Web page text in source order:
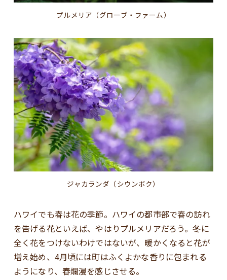
プルメリア（グローブ・ファーム）
ジャカランダ（シウンボク）
ハワイでも春は花の季節。ハワイの都市部で春の訪れ
を告げる花といえば、やはりプルメリアだろう。冬に
全く花をつけないわけではないが、暖かくなると花が
増え始め、4月頃には町はふくよかな香りに包まれる
ようになり、春爛漫を感じさせる。